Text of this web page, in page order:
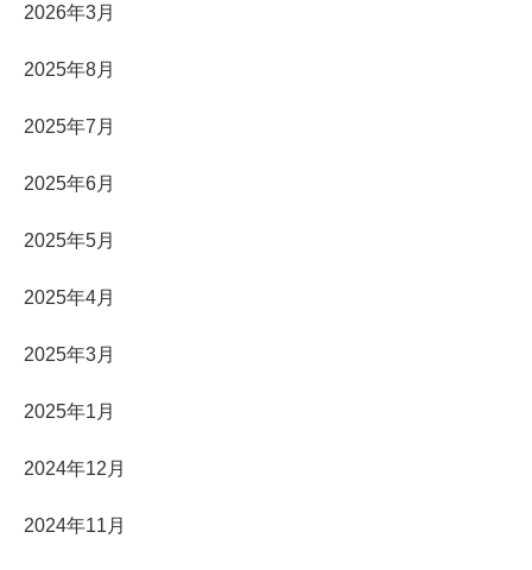
2026年3月
2025年8月
2025年7月
2025年6月
2025年5月
2025年4月
2025年3月
2025年1月
2024年12月
2024年11月